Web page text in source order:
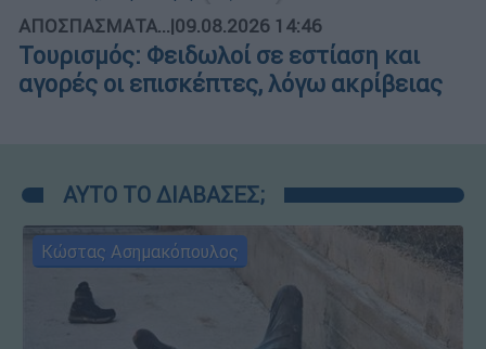
ΑΠΟΣΠΑΣΜΑΤΑ...|09.08.2026 14:46
Τουρισμός: Φειδωλοί σε εστίαση και
αγορές οι επισκέπτες, λόγω ακρίβειας
ΑΥΤΟ ΤΟ ΔΙΑΒΑΣΕΣ;
Κώστας Ασημακόπουλος